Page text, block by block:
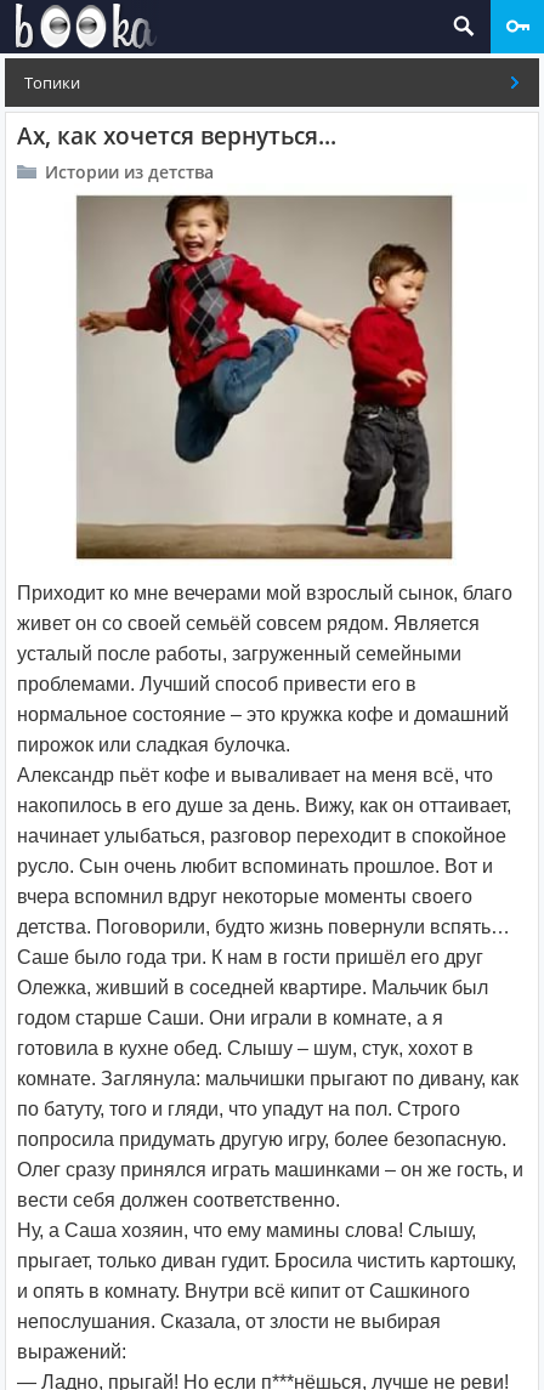
Топики
Ах, как хочется вернуться...
Истории из детства
Приходит ко мне вечерами мой взрослый сынок, благо
живет он со своей семьёй совсем рядом. Является
усталый после работы, загруженный семейными
проблемами. Лучший способ привести его в
нормальное состояние – это кружка кофе и домашний
пирожок или сладкая булочка.
Александр пьёт кофе и вываливает на меня всё, что
накопилось в его душе за день. Вижу, как он оттаивает,
начинает улыбаться, разговор переходит в спокойное
русло. Сын очень любит вспоминать прошлое. Вот и
вчера вспомнил вдруг некоторые моменты своего
детства. Поговорили, будто жизнь повернули вспять…
Саше было года три. К нам в гости пришёл его друг
Олежка, живший в соседней квартире. Мальчик был
годом старше Саши. Они играли в комнате, а я
готовила в кухне обед. Слышу – шум, стук, хохот в
комнате. Заглянула: мальчишки прыгают по дивану, как
по батуту, того и гляди, что упадут на пол. Строго
попросила придумать другую игру, более безопасную.
Олег сразу принялся играть машинками – он же гость, и
вести себя должен соответственно.
Ну, а Саша хозяин, что ему мамины слова! Слышу,
прыгает, только диван гудит. Бросила чистить картошку,
и опять в комнату. Внутри всё кипит от Сашкиного
непослушания. Сказала, от злости не выбирая
выражений:
— Ладно, прыгай! Но если п***нёшься, лучше не реви!